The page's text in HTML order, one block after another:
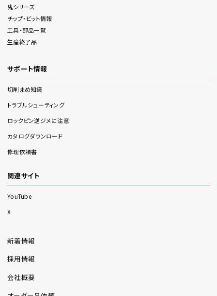
鬼シリーズ
チップ・ビット情報
工具・部品一覧
生産終了品
サポート情報
切削まめ知識
トラブルシューティング
ロックピン逆ジメに注意
カタログダウンロード
修理依頼書
関連サイト
YouTube
X
新着情報
採用情報
会社概要